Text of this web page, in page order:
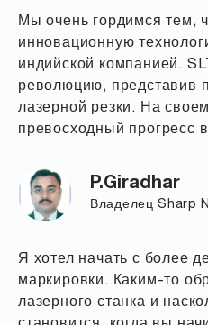
Мы очень гордимся тем,
инновационную
индийской компанией.
революцию, представив
лазерной резки. На
превосходный прогресс
P.Giradhar
Владелец Sharp
Я хотел начать с более
маркировки. Каким-то
лазерного станка и